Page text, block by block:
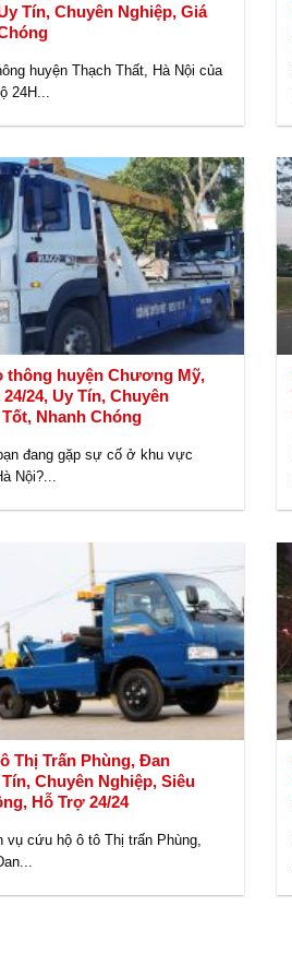
Tín, Chuyên Nghiệp, Giá
huyện Thạch Thất, Hà Nội của
24H...
thông huyện Chương Mỹ,
24, Uy Tín, Chuyên
Nhanh Chóng
đang gặp sự cố ở khu vực
Nội?...
Thị Trấn Phùng, Đan
Chuyên Nghiệp, Siêu
Hỗ Trợ 24/24
vụ cứu hộ ô tô Thị trấn Phùng,